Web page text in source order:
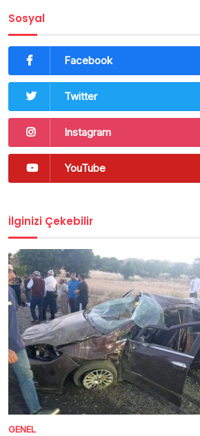
Sosyal
Facebook
Twitter
Instagram
YouTube
İlginizi Çekebilir
GENEL